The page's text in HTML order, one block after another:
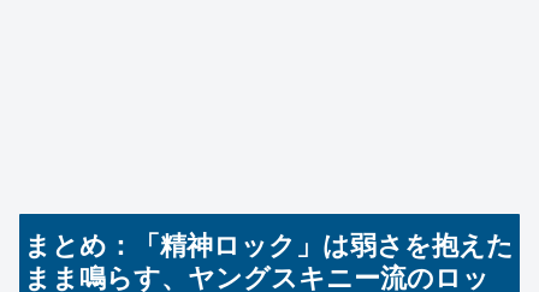
まとめ：「精神ロック」は弱さを抱えた
まま鳴らす、ヤングスキニー流のロッ